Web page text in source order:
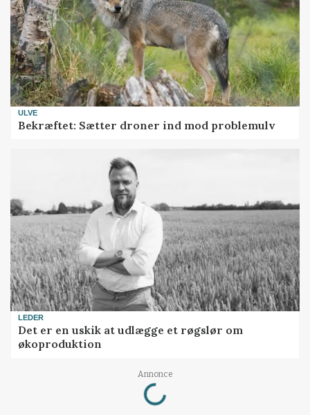
ULVE
Bekræftet: Sætter droner ind mod problemulv
LEDER
Det er en uskik at udlægge et røgslør om
økoproduktion
Annonce
Loading...